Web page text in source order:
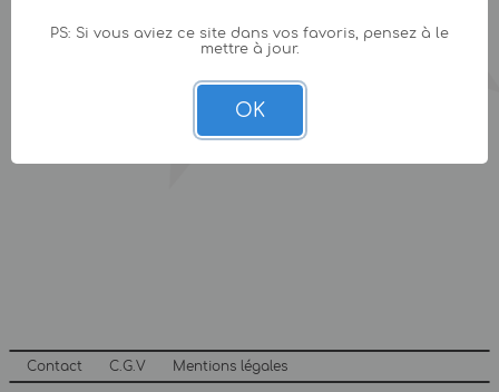
Contact C.G.V Mentions légales
PS: Si vous aviez ce site dans vos favoris, pensez à le
mettre à jour.
OK